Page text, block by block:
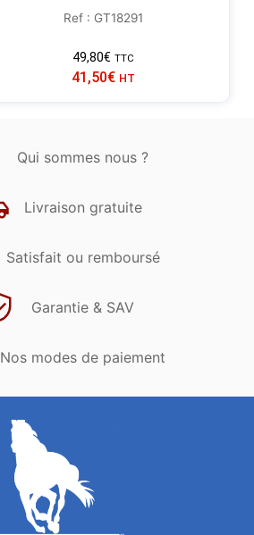
Ref : GT18291
49,80€ TTC
41,50€ HT
Qui sommes nous ?
Livraison gratuite
Satisfait ou remboursé
Garantie & SAV
Nos modes de paiement